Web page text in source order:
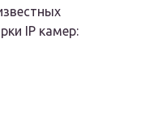
IP камер: